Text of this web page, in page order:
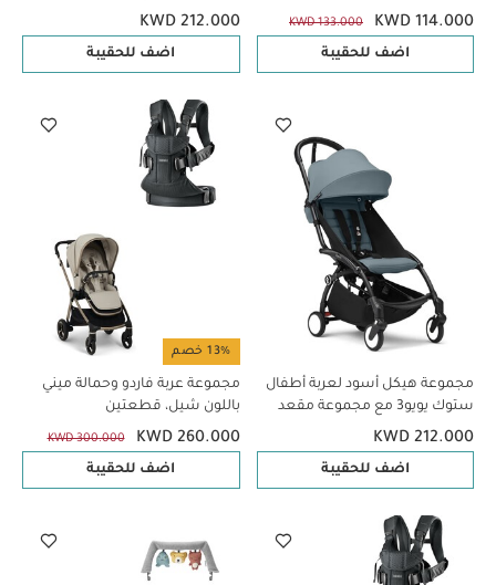
KWD 114.000
KWD 133.000
اضف للحقيبة
للأطفال لعمر 6 شهور فأكثر بلون
أوليف (قطعتين)
KWD 212.000
اضف للحقيبة
مجموعة هيكل أسود لعربة أطفال
ستوك يويو3 مع مجموعة مقعد
للأطفال لعمر 6 شهور فأكثر بلون
أزرق (قطعتين)
KWD 212.000
اضف للحقيبة
13% خصم
مجموعة عربة فاردو وحمالة ميني
باللون شيل، قطعتين
KWD 260.000
KWD 300.000
اضف للحقيبة